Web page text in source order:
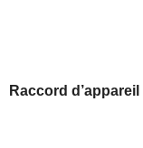
Raccord